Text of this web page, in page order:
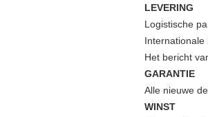
LEVERING
Logistische
Internationale
Het bericht
GARANTIE
Alle nieuwe
WINST